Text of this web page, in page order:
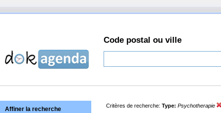
Code postal ou ville
Affiner la recherche Critères de recherche: Type: Psychotherapie